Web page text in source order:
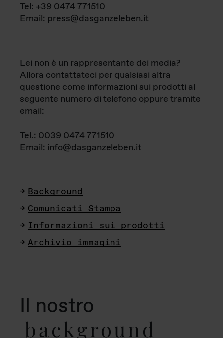
Tel: +39 0474 771510
Email: press@dasganzeleben.it
Lei non è un rappresentante dei media?
Allora contattateci per qualsiasi altra
questione come informazioni sui prodotti al
seguente numero di telefono oppure tramite
email:
Tel.: 0039 0474 771510
Email: info@dasganzeleben.it
Background
Comunicati Stampa
Informazioni sui prodotti
Archivio immagini
Il nostro
background